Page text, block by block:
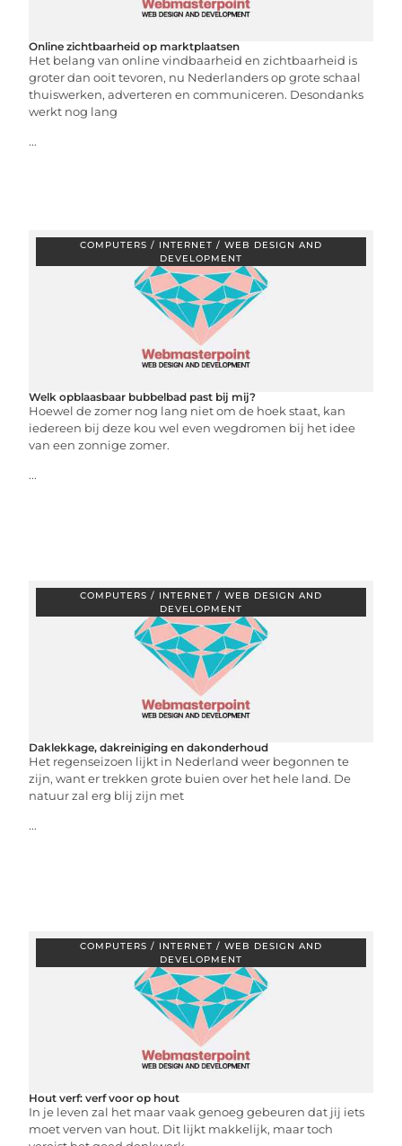
Online zichtbaarheid op marktplaatsen
Het belang van online vindbaarheid en zichtbaarheid is
groter dan ooit tevoren, nu Nederlanders op grote schaal
thuiswerken, adverteren en communiceren. Desondanks
werkt nog lang
...
COMPUTERS / INTERNET / WEB DESIGN AND
DEVELOPMENT
Welk opblaasbaar bubbelbad past bij mij?
Hoewel de zomer nog lang niet om de hoek staat, kan
iedereen bij deze kou wel even wegdromen bij het idee
van een zonnige zomer.
...
COMPUTERS / INTERNET / WEB DESIGN AND
DEVELOPMENT
Daklekkage, dakreiniging en dakonderhoud
Het regenseizoen lijkt in Nederland weer begonnen te
zijn, want er trekken grote buien over het hele land. De
natuur zal erg blij zijn met
...
COMPUTERS / INTERNET / WEB DESIGN AND
DEVELOPMENT
Hout verf: verf voor op hout
In je leven zal het maar vaak genoeg gebeuren dat jij iets
moet verven van hout. Dit lijkt makkelijk, maar toch